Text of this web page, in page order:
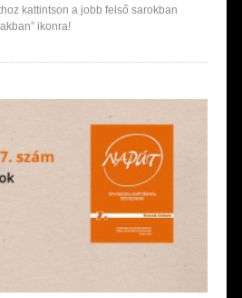
kattintson a jobb felső sarokban
ikonra!